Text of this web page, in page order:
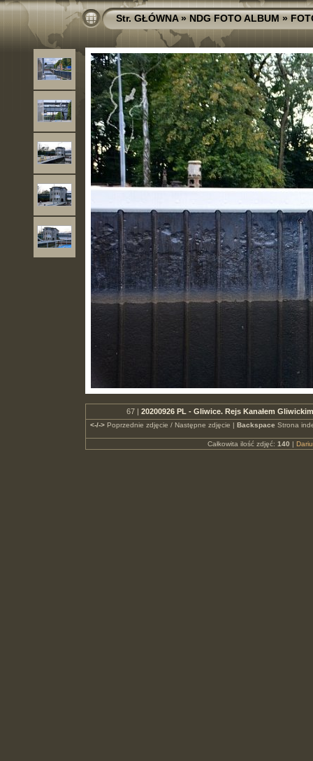
Str. GŁÓWNA»NDG FOTO ALBUM»
67 | 20200926 PL - Gliwice. Rejs Kanałem
<-/->Poprzednie zdjęcie / Następne zdjęcie | Backspace Strona
Całkowita ilość zdjęć: 140 |